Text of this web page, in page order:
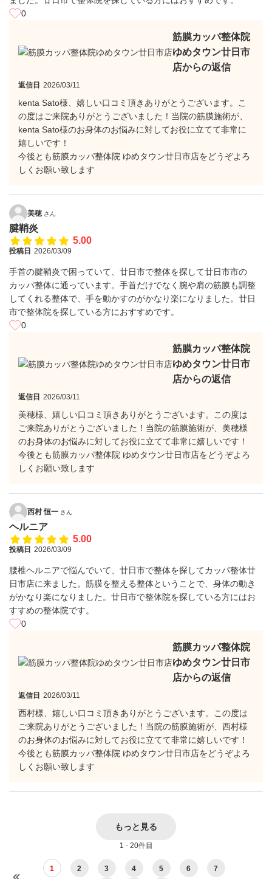
0
筋膜カッパ整体院
ゆめタウン廿日市
店からの返信
返信日 2026/03/11
kenta Sato様、嬉しい口コミ頂きありがとうございます。こ
の度はご来院ありがとうございました！当院の筋膜施術が、
kenta Sato様のお身体のお悩みに対してお役に立てて非常に
嬉しいです！
今後とも筋膜カッパ整体院 ゆめタウン廿日市店をどうぞよろ
しくお願い致します
美穂 さん
腱鞘炎
5.00
投稿日 2026/03/09
手首の腱鞘炎で困っていて、廿日市で整体を探して廿日市市の
カッパ整体に通っています。手首だけでなく腕や肩の筋膜も調整
してくれる整体で、手を動かすのがかなり楽になりました。廿日
市で整体院を探している方におすすめです。
0
筋膜カッパ整体院
ゆめタウン廿日市
店からの返信
返信日 2026/03/11
美穂様、嬉しい口コミ頂きありがとうございます。この度は
ご来院ありがとうございました！当院の筋膜施術が、美穂様
のお身体のお悩みに対してお役に立てて非常に嬉しいです！
今後とも筋膜カッパ整体院 ゆめタウン廿日市店をどうぞよろ
しくお願い致します
西村 恒一 さん
ヘルニア
5.00
投稿日 2026/03/09
腰椎ヘルニアで悩んでいて、廿日市で整体を探してカッパ整体廿
日市店に来ました。筋膜を整える整体ということで、身体の動き
がかなり楽になりました。廿日市で整体院を探している方にはお
すすめの整体院です。
0
筋膜カッパ整体院
ゆめタウン廿日市
店からの返信
返信日 2026/03/11
西村様、嬉しい口コミ頂きありがとうございます。この度は
ご来院ありがとうございました！当院の筋膜施術が、西村様
のお身体のお悩みに対してお役に立てて非常に嬉しいです！
今後とも筋膜カッパ整体院 ゆめタウン廿日市店をどうぞよろ
しくお願い致します
もっと見る
1 - 20件目
1 2 3 4 5 6 7